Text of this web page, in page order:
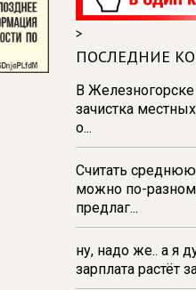
16:47В Курске
Дня строителя
16:36
контроле
Железногорске
продолжает
неприятного
>
ПОСЛЕДНИЕ
В
зачистка
о...
Считать среднюю
можно по-
предлаг...
ну, надо же.. а я
зарплата растёт